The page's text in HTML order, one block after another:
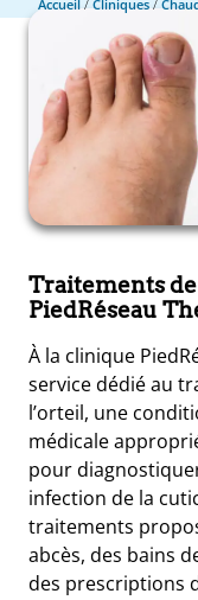
Accueil/Cliniques/
Traitements
PiedRéseau
À la clinique
service dédié au
l’orteil, une
médicale
pour
infection de la
traitements
abcès, des bains
des prescriptions